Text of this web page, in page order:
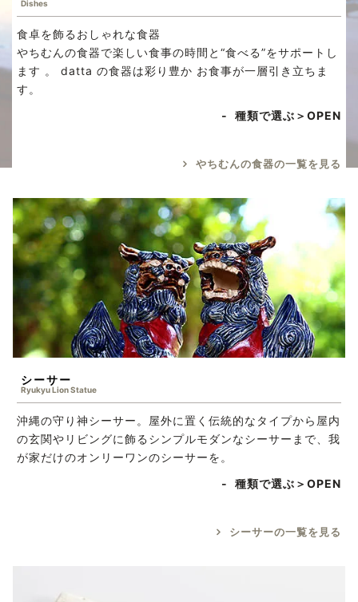
Dishes
食卓を飾るおしゃれな食器
やちむんの食器で楽しい食事の時間と“食べる”をサポートし
ます 。 datta の食器は彩り豊か お食事が一層引き立ちま
す。
種類で選ぶ＞
やちむんの食器の一覧を見る
シーサー
Ryukyu Lion Statue
沖縄の守り神シーサー。屋外に置く伝統的なタイプから屋内
の玄関やリビングに飾るシンプルモダンなシーサーまで、我
が家だけのオンリーワンのシーサーを。
種類で選ぶ＞
シーサーの一覧を見る